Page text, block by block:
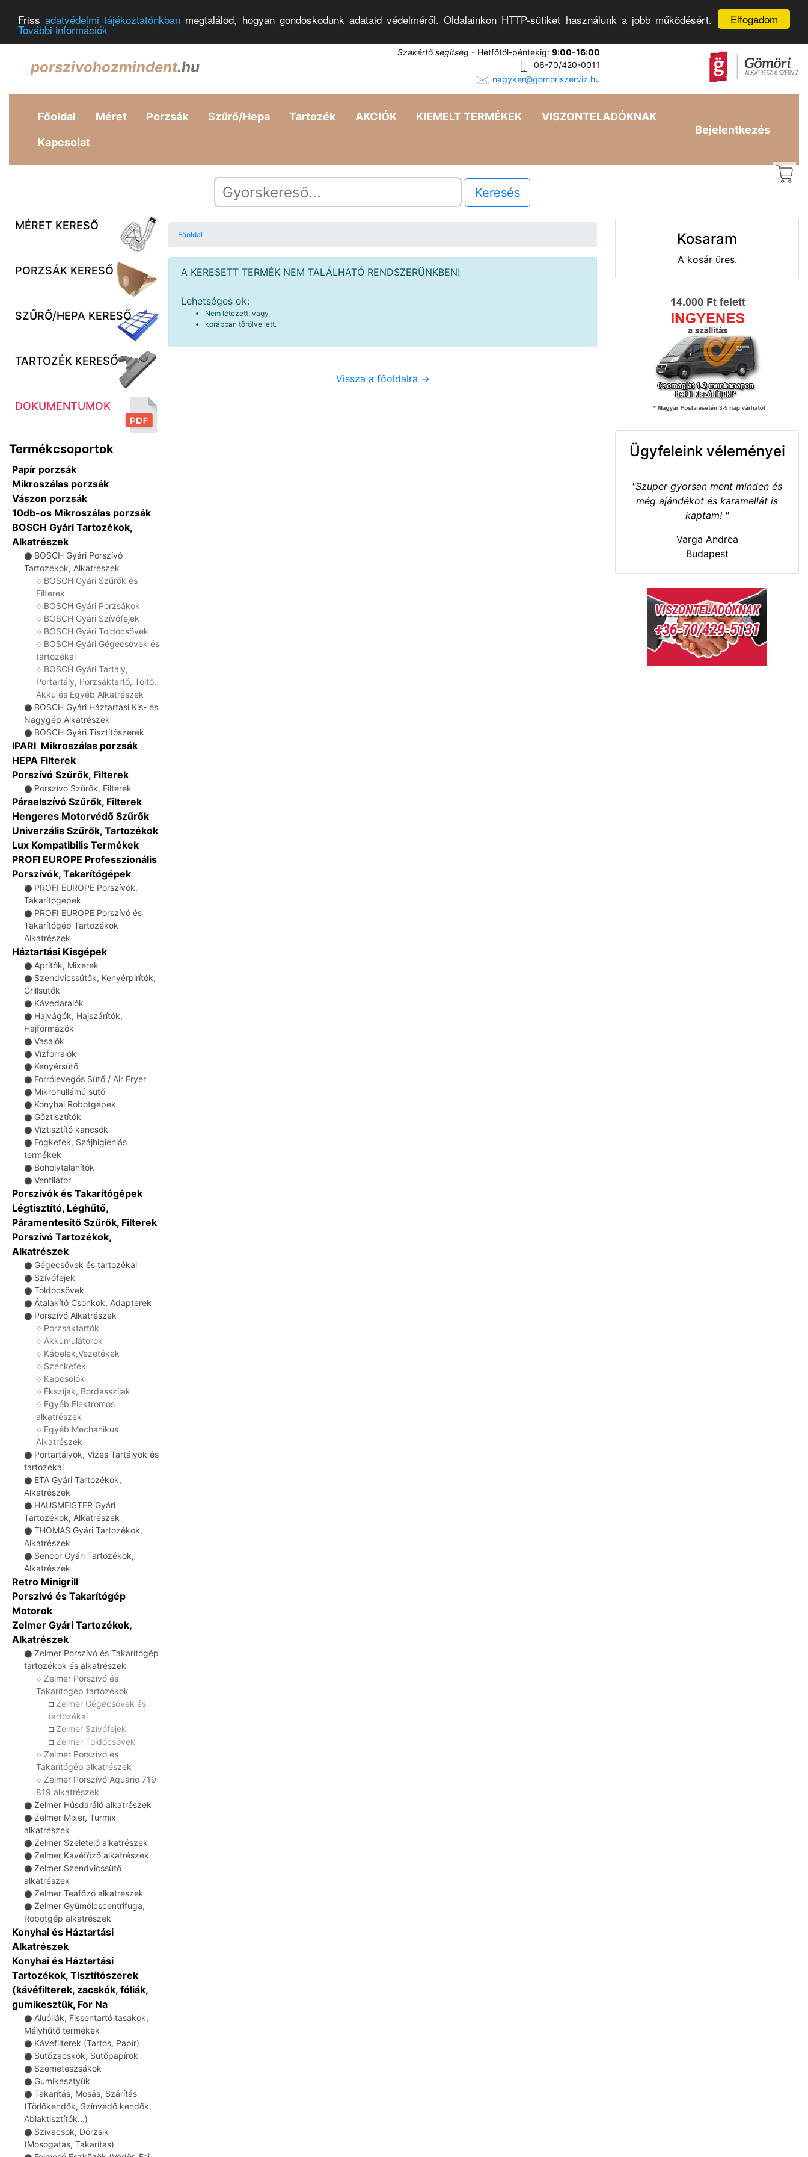
Elfogadom
Frissadatvédelmi tájékoztatónkban megtalálod, hogyan gondoskodunk adataid védelméről. Oldalainkon HTTP-sütiket használunk a jobb működésért.
További információk
porszivohozmindent.hu
Szakértő segítség - Hétfőtől-péntekig: 9:00-16:00
06-70/420-0011
nagyker@gomoriszerviz.hu
Főoldal Méret Porzsák Szűrő/Hepa Tartozék AKCIÓK KIEMELT TERMÉKEK VISZONTELADÓKNAK
Kapcsolat
Bejelentkezés
Keresés
MÉRET KERESŐ
PORZSÁK KERESŐ
SZŰRŐ/HEPA KERESŐ
TARTOZÉK KERESŐ
DOKUMENTUMOK
Termékcsoportok
Papír porzsák
Mikroszálas porzsák
Vászon porzsák
10db-os Mikroszálas porzsák
BOSCH Gyári Tartozékok,
Alkatrészek
⚫ BOSCH Gyári Porszívó
Tartozékok, Alkatrészek
♢ BOSCH Gyári Szűrők és
Filterek
♢ BOSCH Gyári Porzsákok
♢ BOSCH Gyári Szívófejek
♢ BOSCH Gyári Toldócsövek
♢ BOSCH Gyári Gégecsövek és
tartozékai
♢ BOSCH Gyári Tartály,
Portartály, Porzsáktartó, Töltő,
Akku és Egyéb Alkatrészek
⚫ BOSCH Gyári Háztartási Kis- és
Nagygép Alkatrészek
⚫ BOSCH Gyári Tisztítószerek
IPARI Mikroszálas porzsák
HEPA Filterek
Porszívó Szűrők, Filterek
⚫ Porszívó Szűrők, Filterek
Páraelszívó Szűrők, Filterek
Hengeres Motorvédő Szűrők
Univerzális Szűrők, Tartozékok
Lux Kompatibilis Termékek
PROFI EUROPE Professzionális
Porszívók, Takarítógépek
⚫ PROFI EUROPE Porszívók,
Takarítógépek
⚫ PROFI EUROPE Porszívó és
Takarítógép Tartozékok
Alkatrészek
Háztartási Kisgépek
⚫ Aprítók, Mixerek
⚫ Szendvicssütők, Kenyérpirítók,
Grillsütők
⚫ Kávédarálók
⚫ Hajvágók, Hajszárítók,
Hajformázók
⚫ Vasalók
⚫ Vízforralók
⚫ Kenyérsütő
⚫ Forrólevegős Sütő / Air Fryer
⚫ Mikrohullámú sütő
⚫ Konyhai Robotgépek
⚫ Gőztisztítók
⚫ Víztisztító kancsók
⚫ Fogkefék, Szájhigiéniás
termékek
⚫ Boholytalanítók
⚫ Ventilátor
Porszívók és Takarítógépek
Légtisztító, Léghűtő,
Páramentesítő Szűrők, Filterek
Porszívó Tartozékok,
Alkatrészek
⚫ Gégecsövek és tartozékai
⚫ Szívófejek
⚫ Toldócsövek
⚫ Átalakító Csonkok, Adapterek
⚫ Porszívó Alkatrészek
♢ Porzsáktartók
♢ Akkumulátorok
♢ Kábelek,Vezetékek
♢ Szénkefék
♢ Kapcsolók
♢ Ékszíjak, Bordásszíjak
♢ Egyéb Elektromos
alkatrészek
♢ Egyéb Mechanikus
Alkatrészek
⚫ Portartályok, Vizes Tartályok és
tartozékai
⚫ ETA Gyári Tartozékok,
Alkatrészek
⚫ HAUSMEISTER Gyári
Tartozékok, Alkatrészek
⚫ THOMAS Gyári Tartozékok,
Alkatrészek
⚫ Sencor Gyári Tartozékok,
Alkatrészek
Retro Minigrill
Porszívó és Takarítógép
Motorok
Zelmer Gyári Tartozékok,
Alkatrészek
⚫ Zelmer Porszívó és Takarítógép
tartozékok és alkatrészek
♢ Zelmer Porszívó és
Takarítógép tartozékok
☐ Zelmer Gégecsövek és
tartozékai
☐ Zelmer Szívófejek
☐ Zelmer Toldócsövek
♢ Zelmer Porszívó és
Takarítógép alkatrészek
♢ Zelmer Porszívó Aquario 719
819 alkatrészek
⚫ Zelmer Húsdaráló alkatrészek
⚫ Zelmer Mixer, Turmix
alkatrészek
⚫ Zelmer Szeletelő alkatrészek
⚫ Zelmer Kávéfőző alkatrészek
⚫ Zelmer Szendvicssütő
alkatrészek
⚫ Zelmer Teafőző alkatrészek
⚫ Zelmer Gyümölcscentrifuga,
Robotgép alkatrészek
Konyhai és Háztartási
Alkatrészek
Konyhai és Háztartási
Tartozékok, Tisztítószerek
(kávéfilterek, zacskók, fóliák,
gumikesztűk, For Na
⚫ Aluóliák, Fissentartó tasakok,
Mélyhűtő termékek
⚫ Kávéfilterek (Tartós, Papír)
⚫ Sütőzacskók, Sütőpapírok
⚫ Szemeteszsákok
⚫ Gumikesztyűk
⚫ Takarítás, Mosás, Szárítás
(Törlőkendők, Színvédő kendők,
Ablaktisztítók...)
⚫ Szivacsok, Dörzsik
(Mosogatás, Takarítás)
Főoldal
A KERESETT TERMÉK NEM TALÁLHATÓ RENDSZERÜNKBEN!
Lehetséges ok:
Nem létezett, vagy
korábban törölve lett.
Vissza a főoldalra ->
Kosaram
A kosár üres.
Ügyfeleink véleményei
"Szuper gyorsan ment minden és
még ajándékot és karamellát is
kaptam! "
Varga Andrea
Budapest